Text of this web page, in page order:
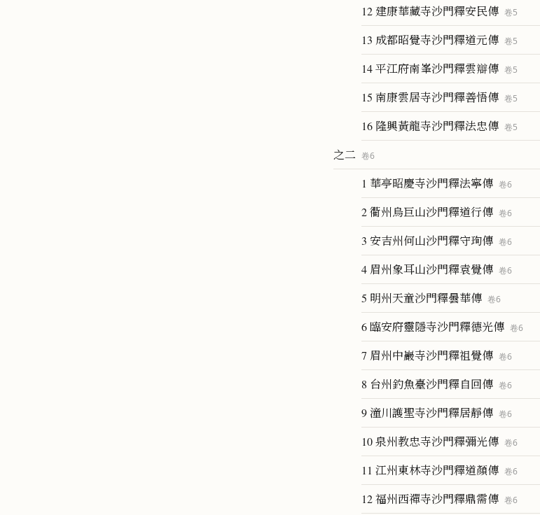
12 建康華藏寺沙門釋安民傳 卷5
13 成都昭覺寺沙門釋道元傳 卷5
14 平江府南峯沙門釋雲辯傳 卷5
15 南康雲居寺沙門釋善悟傳 卷5
16 隆興黃龍寺沙門釋法忠傳 卷5
之二 卷6
1 華亭昭慶寺沙門釋法寧傳 卷6
2 衢州烏巨山沙門釋道行傳 卷6
3 安吉州何山沙門釋守珣傳 卷6
4 眉州象耳山沙門釋袁覺傳 卷6
5 明州天童沙門釋曇華傳 卷6
6 臨安府靈隱寺沙門釋德光傳 卷6
7 眉州中巖寺沙門釋祖覺傳 卷6
8 台州釣魚臺沙門釋自回傳 卷6
9 潼川護聖寺沙門釋居靜傳 卷6
10 泉州教忠寺沙門釋彌光傳 卷6
11 江州東林寺沙門釋道顏傳 卷6
12 福州西禪寺沙門釋鼎需傳 卷6